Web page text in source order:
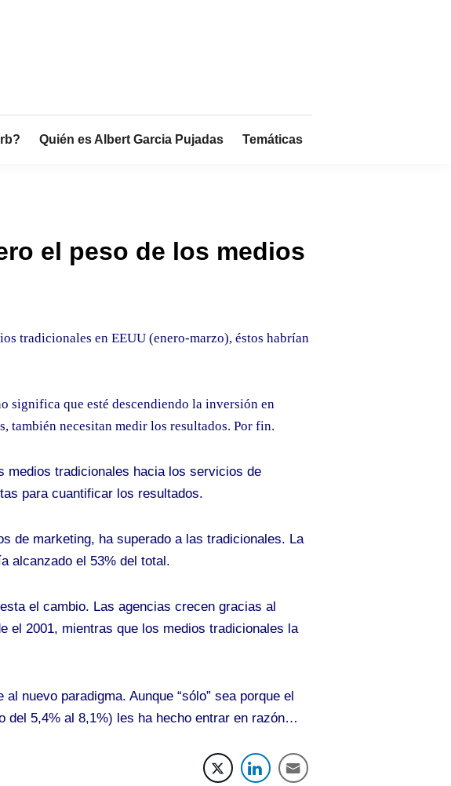
Quién es Albert Garcia Pujadas Temáticas
el peso de los medios
tradicionales en EEUU (enero-marzo), éstos habrían
significa que esté descendiendo la inversión en
también necesitan medir los resultados. Por fin.
medios tradicionales hacia los servicios de
para cuantificar los resultados.
de marketing, ha superado a las tradicionales. La
alcanzado el 53% del total.
el cambio. Las agencias crecen gracias al
el 2001, mientras que los medios tradicionales la
nuevo paradigma. Aunque “sólo” sea porque el
del 5,4% al 8,1%) les ha hecho entrar en razón…